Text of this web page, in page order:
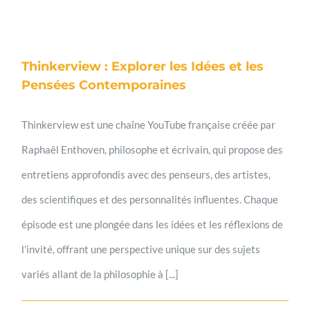
Thinkerview : Explorer les Idées et les
Pensées Contemporaines
Thinkerview est une chaîne YouTube française créée par
Raphaël Enthoven, philosophe et écrivain, qui propose des
entretiens approfondis avec des penseurs, des artistes,
des scientifiques et des personnalités influentes. Chaque
épisode est une plongée dans les idées et les réflexions de
l'invité, offrant une perspective unique sur des sujets
variés allant de la philosophie à [...]